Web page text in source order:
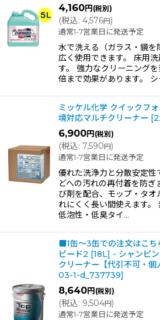
4,160円 (税別)
(税込: 4,576円)
通常1-7営業日に発送予定
水で洗える（ガラス・鏡
広く使用できます。 床用
す。 強力なクリーニング
倍まで効果があります。
ミッケル化学 クイックフ
境対応マルチクリーナー [
6,900円 (税別)
(税込: 7,590円)
通常1-7営業日に発送予定
優れた洗浄力と分散安定性
どへの汚れの再付着を防ぎ
び剤を配合、モップ・タ
れにくく長い間使えます。
低泡性・低臭タイ…
■1缶〜3缶での注文はこ
ピード2 [18L] - シャンピ
クリーナー【代引不可・個
03-1-d_737739]
8,640円 (税別)
(税込: 9,504円)
通常1-7営業日に発送予定